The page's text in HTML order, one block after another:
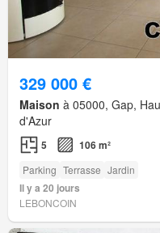
329 000 €
Maison à 05000, Gap,
d'Azur
5 106 m²
Parking Terrasse Jardin
Il y a 20 jours
LEBONCOIN